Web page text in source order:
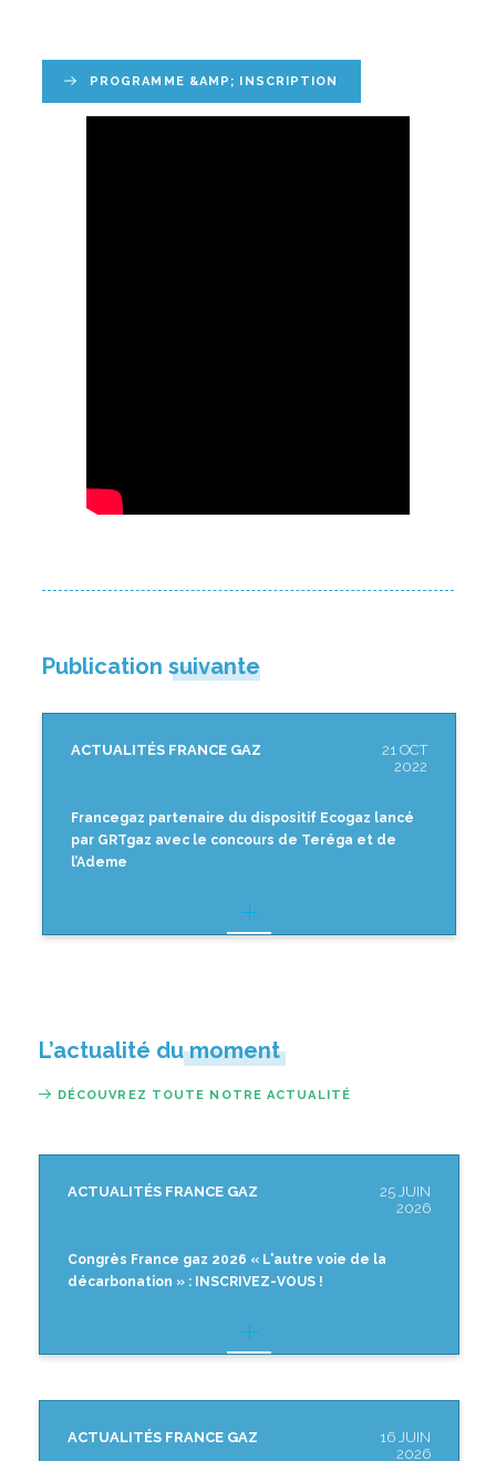
PROGRAMME &AMP; INSCRIPTION
Publication suivante
ACTUALITÉS FRANCE GAZ
21 OCT
2022
Francegaz partenaire du dispositif Ecogaz lancé
par GRTgaz avec le concours de Teréga et de
l’Ademe
L’actualité du moment
DÉCOUVREZ TOUTE NOTRE ACTUALITÉ
ACTUALITÉS FRANCE GAZ
25 JUIN
2026
Congrès France gaz 2026 « L'autre voie de la
décarbonation » : INSCRIVEZ-VOUS !
ACTUALITÉS FRANCE GAZ
16 JUIN
2026